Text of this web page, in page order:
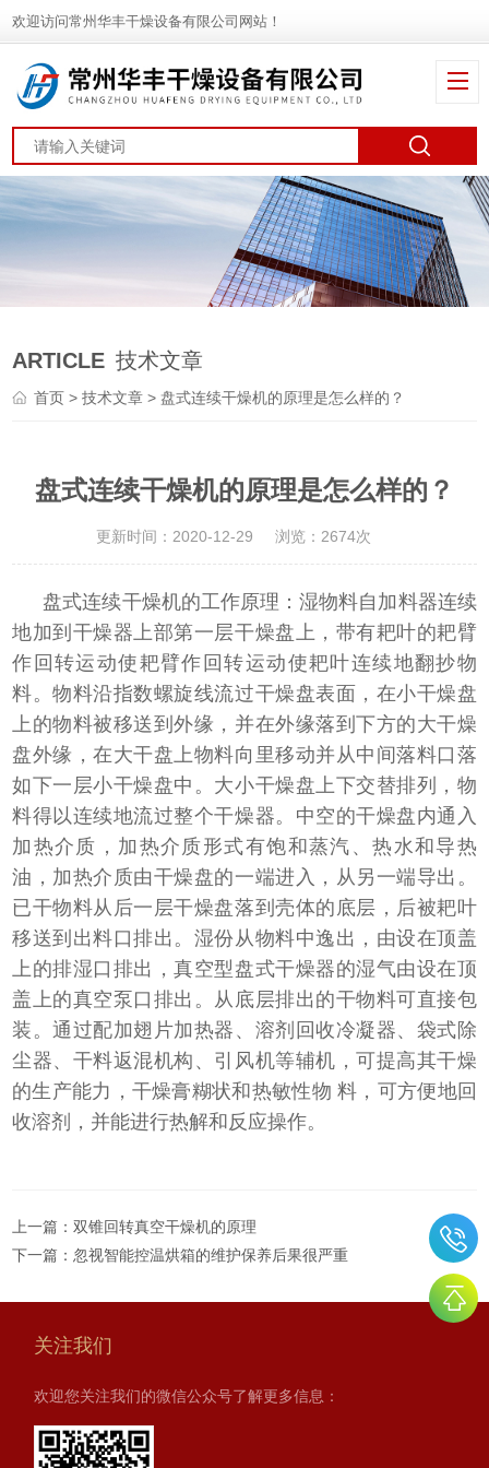
欢迎访问常州华丰干燥设备有限公司网站！
ARTICLE 技术文章
首页 >技术文章 > 盘式连续干燥机的原理是怎么样的？
盘式连续干燥机的原理是怎么样的？
更新时间：2020-12-29 浏览：2674次
盘式连续干燥机的工作原理：湿物料自加料器连续
地加到干燥器上部第一层干燥盘上，带有耙叶的耙臂
作回转运动使耙臂作回转运动使耙叶连续地翻抄物
料。物料沿指数螺旋线流过干燥盘表面，在小干燥盘
上的物料被移送到外缘，并在外缘落到下方的大干燥
盘外缘，在大干盘上物料向里移动并从中间落料口落
如下一层小干燥盘中。大小干燥盘上下交替排列，物
料得以连续地流过整个干燥器。中空的干燥盘内通入
加热介质，加热介质形式有饱和蒸汽、热水和导热
油，加热介质由干燥盘的一端进入，从另一端导出。
已干物料从后一层干燥盘落到壳体的底层，后被耙叶
移送到出料口排出。湿份从物料中逸出，由设在顶盖
上的排湿口排出，真空型盘式干燥器的湿气由设在顶
盖上的真空泵口排出。从底层排出的干物料可直接包
装。通过配加翅片加热器、溶剂回收冷凝器、袋式除
尘器、干料返混机构、引风机等辅机，可提高其干燥
的生产能力，干燥膏糊状和热敏性物 料，可方便地回
收溶剂，并能进行热解和反应操作。
上一篇：双锥回转真空干燥机的原理
下一篇：忽视智能控温烘箱的维护保养后果很严重
关注我们
欢迎您关注我们的微信公众号了解更多信息：